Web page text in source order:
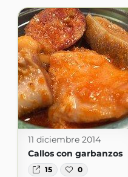
11 diciembre 2014
Callos con garbanzos
15 0